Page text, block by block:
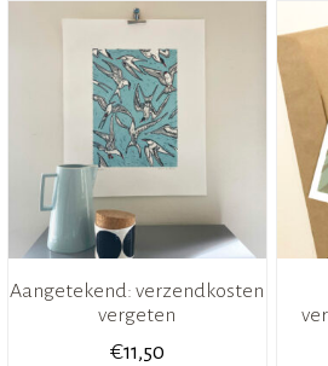
Aangetekend: verzendkosten
vergeten
€11,50